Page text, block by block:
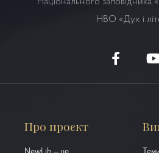
Національного заповідника
НВО «Дух і
Про проєкт